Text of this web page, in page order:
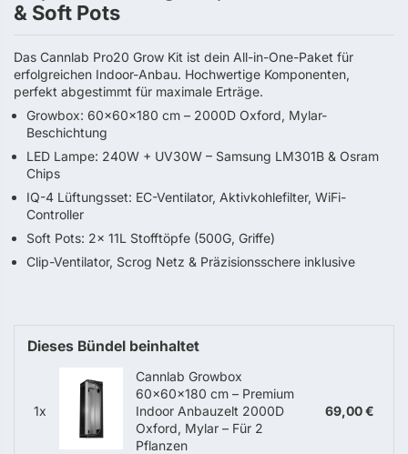
& Soft Pots
Das Cannlab Pro20 Grow Kit ist dein All-in-One-Paket für
erfolgreichen Indoor-Anbau. Hochwertige Komponenten,
perfekt abgestimmt für maximale Erträge.
Growbox: 60×60×180 cm – 2000D Oxford, Mylar-
Beschichtung
LED Lampe: 240W + UV30W – Samsung LM301B & Osram
Chips
IQ-4 Lüftungsset: EC-Ventilator, Aktivkohlefilter, WiFi-
Controller
Soft Pots: 2× 11L Stofftöpfe (500G, Griffe)
Clip-Ventilator, Scrog Netz & Präzisionsschere inklusive
Dieses Bündel beinhaltet
1x
Cannlab Growbox
60x60x180 cm – Premium
Indoor Anbauzelt 2000D
Oxford, Mylar – Für 2
Pflanzen
69,00 €